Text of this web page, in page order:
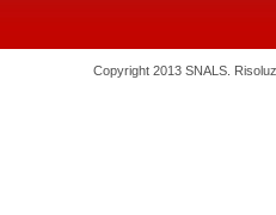
Copyright 2013 SNALS.